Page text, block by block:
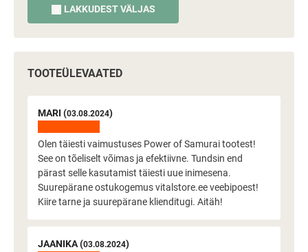
LAKKUDEST VÄLJAS
TOOTEÜLEVAATED
MARI (03.08.2024)
Olen täiesti vaimustuses Power of Samurai tootest!
See on tõeliselt võimas ja efektiivne. Tundsin end
pärast selle kasutamist täiesti uue inimesena.
Suurepärane ostukogemus vitalstore.ee veebipoest!
Kiire tarne ja suurepärane klienditugi. Aitäh!
JAANIKA (03.08.2024)